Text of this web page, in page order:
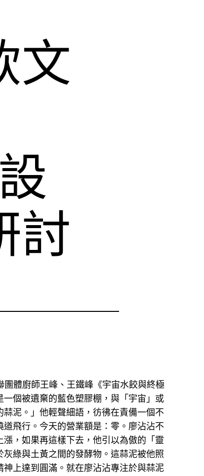
文
討
體廚師王峰、王鐵峰《宇宙水餃與終極
個被遺棄的藍色塑膠棚，與「宇宙」或
泥。」他輕聲細語，彷彿在責備一個不
飛行。今天的營業額是：零。廖沾沾不
，如果再這樣下去，他引以為傲的「靈
綠與土黃之間的發酵物。這蒜泥被他照
上達到圓滿。就在廖沾沾專注於與蒜泥